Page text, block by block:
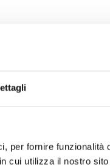
per fornire funzionalità
cui utilizza il nostro
weblog. Is that this a
!